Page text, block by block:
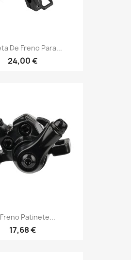
De Freno Para...
24,00 €
Patinete...
17,68 €